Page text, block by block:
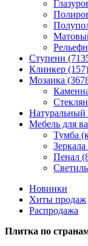
Ступени
Клинкер (157)
Мозаика
Натуральный
Мебель для
Тумба
Пенал
Новинки
Хиты продаж
Распродажа
Плитка по